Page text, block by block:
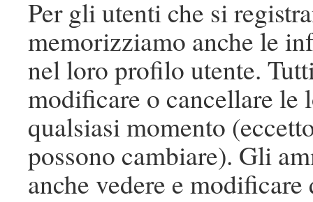
Per gli utenti che si
memorizziamo anche le
nel loro profilo utente.
modificare o cancellare
qualsiasi momento
possono cambiare). Gli
anche vedere e